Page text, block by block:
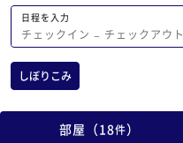
日程を入力
チェックイン − チェックアウト
しぼりこみ
部屋 （18件）